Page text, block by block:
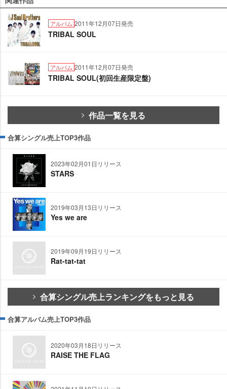
アルバム 2011年12月07日発売
TRIBAL SOUL
アルバム 2011年12月07日発売
TRIBAL SOUL(初回生産限定盤)
作品一覧を見る
合算シングル売上TOP3作品
2023年02月01日リリース
STARS
2019年03月13日リリース
Yes we are
2019年09月19日リリース
Rat-tat-tat
合算シングル売上ランキングをもっと見る
合算アルバム売上TOP3作品
2020年03月18日リリース
RAISE THE FLAG